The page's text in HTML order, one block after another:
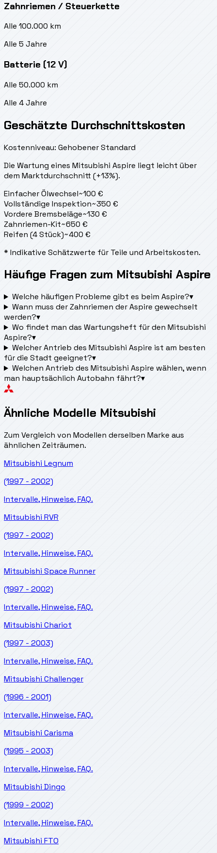
Zahnriemen / Steuerkette
Alle 100.000 km
Alle 5 Jahre
Batterie (12 V)
Alle 50.000 km
Alle 4 Jahre
Geschätzte Durchschnittskosten
Kostenniveau: Gehobener Standard
Die Wartung eines Mitsubishi Aspire liegt leicht über
dem Marktdurchschnitt (+13%).
Einfacher Ölwechsel~100 €
Vollständige Inspektion~350 €
Vordere Bremsbeläge~130 €
Zahnriemen-Kit~650 €
Reifen (4 Stück)~400 €
* Indikative Schätzwerte für Teile und Arbeitskosten.
Häufige Fragen zum Mitsubishi Aspire
Welche häufigen Probleme gibt es beim Aspire?▾
Wann muss der Zahnriemen der Aspire gewechselt
werden?▾
Wo findet man das Wartungsheft für den Mitsubishi
Aspire?▾
Welcher Antrieb des Mitsubishi Aspire ist am besten
für die Stadt geeignet?▾
Welchen Antrieb des Mitsubishi Aspire wählen, wenn
man hauptsächlich Autobahn fährt?▾
Ähnliche Modelle Mitsubishi
Zum Vergleich von Modellen derselben Marke aus
ähnlichen Zeiträumen.
Mitsubishi Legnum
(1997 - 2002)
Intervalle, Hinweise, FAQ.
Mitsubishi RVR
(1997 - 2002)
Intervalle, Hinweise, FAQ.
Mitsubishi Space Runner
(1997 - 2002)
Intervalle, Hinweise, FAQ.
Mitsubishi Chariot
(1997 - 2003)
Intervalle, Hinweise, FAQ.
Mitsubishi Challenger
(1996 - 2001)
Intervalle, Hinweise, FAQ.
Mitsubishi Carisma
(1995 - 2003)
Intervalle, Hinweise, FAQ.
Mitsubishi Dingo
(1999 - 2002)
Intervalle, Hinweise, FAQ.
Mitsubishi FTO